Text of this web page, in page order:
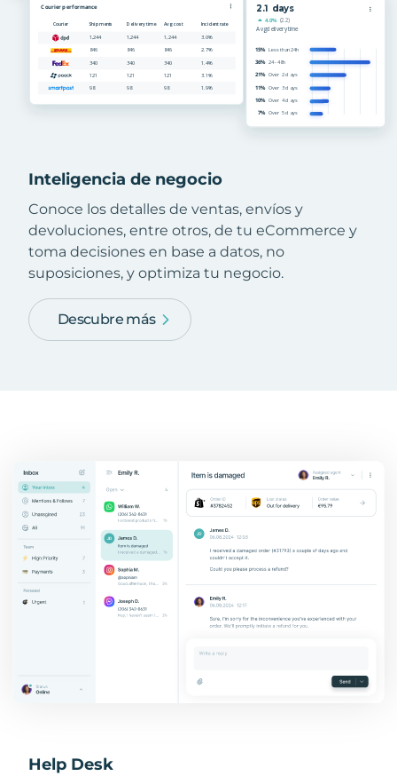
Inteligencia de negocio
Conoce los detalles de ventas, envíos y
devoluciones, entre otros, de tu eCommerce y
toma decisiones en base a datos, no
suposiciones, y optimiza tu negocio.
Descubre más
Help Desk